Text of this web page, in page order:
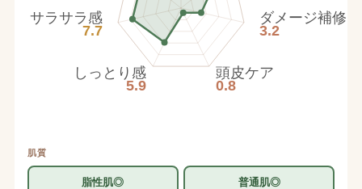
ダメージ補修
3.2
頭皮ケア
0.8
しっとり感
5.9
サラサラ感
7.7
肌質
脂性肌◎ 普通肌◎